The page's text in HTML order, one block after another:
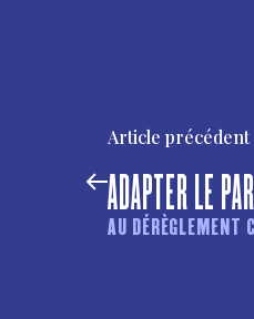
Article précédent
ADAPTER LE
AU DÉRÈGLEMENT